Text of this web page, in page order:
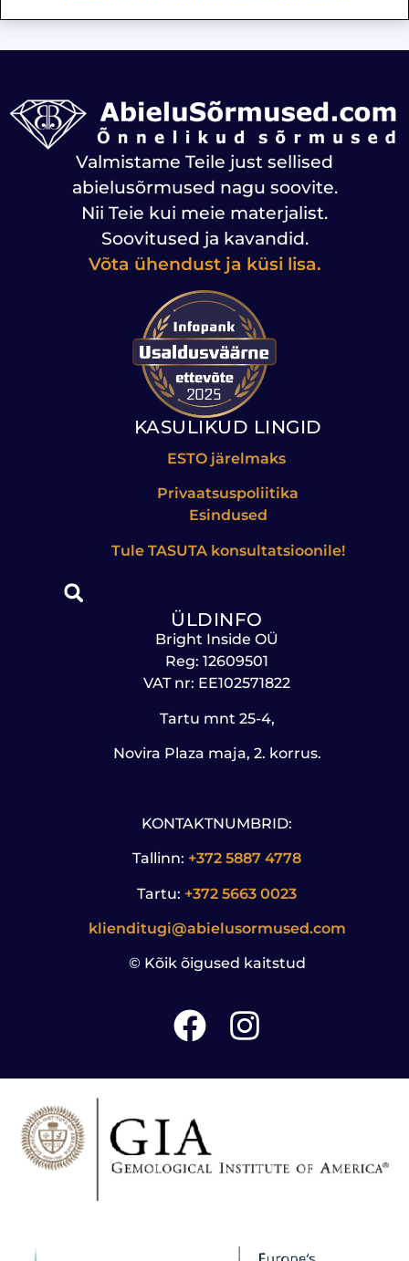
Valmistame Teile just sellised
abielusõrmused nagu soovite.
Nii Teie kui meie materjalist.
Soovitused ja kavandid.
Võta ühendust ja küsi lisa.
KASULIKUD LINGID
ESTO järelmaks
Privaatsuspoliitika
Esindused
Tule TASUTAkonsultatsioonile!
ÜLDINFO
Bright Inside OÜ
Reg: 12609501
VAT nr: EE102571822
Tartu mnt 25-4,
Novira Plaza maja, 2. korrus.
KONTAKTNUMBRID:
Tallinn: +372 5887 4778
Tartu: +372 5663 0023
klienditugi@abielusormused.com
© Kõik õigused kaitstud